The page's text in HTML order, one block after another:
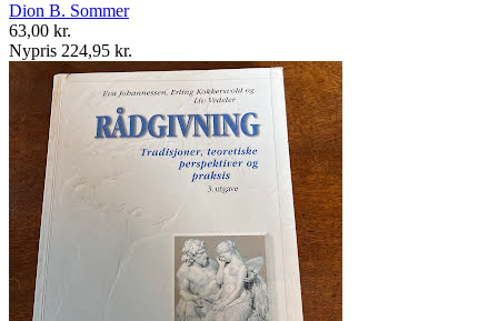
Dion B. Sommer
63,00 kr.
Nypris 224,95 kr.